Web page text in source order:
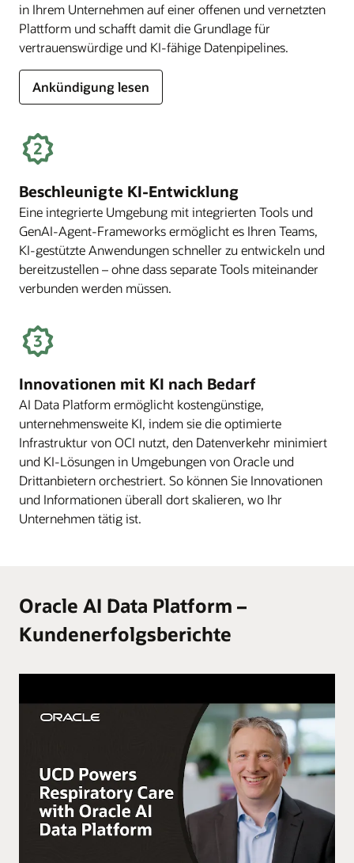
in Ihrem Unternehmen auf einer offenen und vernetzten
Plattform und schafft damit die Grundlage für
vertrauenswürdige und KI-fähige Datenpipelines.
Ankündigung lesen
Beschleunigte KI-Entwicklung
Eine integrierte Umgebung mit integrierten Tools und
GenAI-Agent-Frameworks ermöglicht es Ihren Teams,
KI-gestützte Anwendungen schneller zu entwickeln und
bereitzustellen – ohne dass separate Tools miteinander
verbunden werden müssen.
Innovationen mit KI nach Bedarf
AI Data Platform ermöglicht kostengünstige,
unternehmensweite KI, indem sie die optimierte
Infrastruktur von OCI nutzt, den Datenverkehr minimiert
und KI-Lösungen in Umgebungen von Oracle und
Drittanbietern orchestriert. So können Sie Innovationen
und Informationen überall dort skalieren, wo Ihr
Unternehmen tätig ist.
Oracle AI Data Platform –
Kundenerfolgsberichte